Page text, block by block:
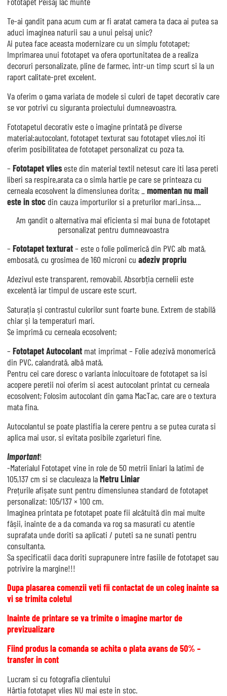
Te-ai gandit pana acum cum ar fi aratat camera ta daca ai putea sa
aduci imaginea naturii sau a unui peisaj unic?
Ai putea face aceasta modernizare cu un simplu fototapet;
Imprimarea unui fototapet va ofera oportunitatea de a realiza
decoruri personalizate, pline de farmec, intr-un timp scurt si la un
raport calitate-pret excelent.
Va oferim o gama variata de modele si culori de tapet decorativ care
se vor potrivi cu siguranta proiectului dumneavoastra.
Fototapetul decorativ este o imagine printată pe diverse
material:autocolant, fototapet texturat sau fototapet vlies.noi iti
oferim posibilitatea de fototapet personalizat cu poza ta.
– Fototapet vlieseste din material textil netesut care iti lasa pereti
liberi sa respire,arata ca o simla hartie pe care se printeaza cu
cerneala ecosolvent la dimensiunea dorita; _ momentan nu mail
este in stocdin cauza importurilor si a preturilor mari..insa….
Am gandit o alternativa mai eficienta si mai buna de fototapet
personalizat pentru dumneavoastra
– Fototapet texturat– este o folie polimerică din PVC alb mată,
embosată, cu grosimea de 160 microni cu adeziv propriu
Adezivul este transparent, removabil. Absorbția cernelii este
excelentă iar timpul de uscare este scurt.
Saturația și contrastul culorilor sunt foarte bune. Extrem de stabilă
chiar și la temperaturi mari.
Se imprimă cu cerneala ecosolvent;
– Fototapet Autocolantmat imprimat – Folie adezivă monomerică
din PVC, calandrată, albă mată,
Pentru cei care doresc o varianta inlocuitoare de fototapet sa isi
acopere peretii noi oferim si acest autocolant printat cu cerneala
ecosolvent; Folosim autocolant din gama MacTac, care are o textura
mata fina.
Autocolantul se poate plastifia la cerere pentru a se putea curata si
aplica mai usor, si evitata posibile zgarieturi fine.
Important!
-Materialul Fototapet vine in role de 50 metrii liniari la latimi de
105,137 cm si se claculeaza laMetru Liniar
Prețurile afișate sunt pentru dimensiunea standard de fototapet
personalizat: 105/137 × 100 cm.
Imaginea printata pe fototapet poate fii alcătuită din mai multe
fâșii, inainte de a da comanda va rog sa masurati cu atentie
suprafata unde doriti sa aplicati / puteti sa ne sunati pentru
consultanta.
Sa specificatii daca doriti suprapunere intre fasiile de fototapet sau
potrivire la margine!!!
Dupa plasarea comenzii veti fii contactat de un coleg inainte sa
vi se trimita coletul
Inainte de printare se va trimite o imagine martor de
previzualizare
Fiind produs la comanda se achita o plata avans de 50% –
transfer in cont
Lucram si cu fotografia clientului
Hârtia fototapet vlies NU mai este in stoc.